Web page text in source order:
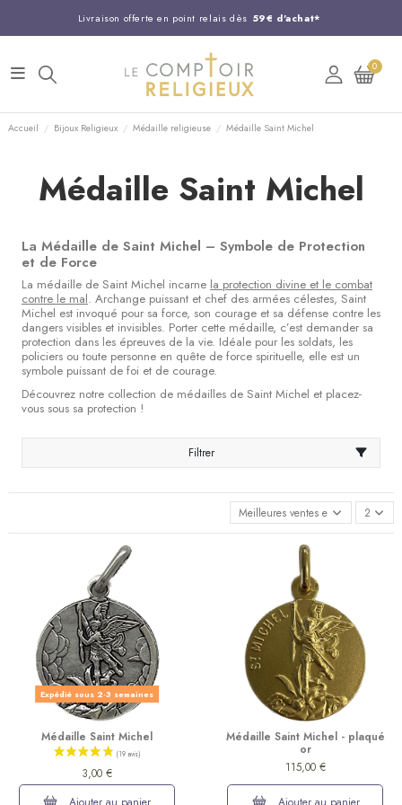
Livraison offerte en point relais dès 59€ d'achat*
Entreprise Française familiale
Support client disponible au 03 20 24 74 15
Commandez avant 14H, expédition le jour même !
0
Accueil Bijoux Religieux Médaille religieuse Médaille Saint Michel
Médaille Saint Michel
La Médaille de Saint Michel – Symbole de Protection
et de Force
La médaille de Saint Michel incarne la protection divine et le combat
contre le mal. Archange puissant et chef des armées célestes, Saint
Michel est invoqué pour sa force, son courage et sa défense contre les
dangers visibles et invisibles. Porter cette médaille, c’est demander sa
protection dans les épreuves de la vie. Idéale pour les soldats, les
policiers ou toute personne en quête de force spirituelle, elle est un
symbole puissant de foi et de courage.
Découvrez notre collection de médailles de Saint Michel et placez-
vous sous sa protection !
Filtrer
Meilleures ventes en premier
2
Expédié sous 2-3 semaines
Médaille Saint Michel
3,00 €
Médaille Saint Michel - plaqué
or
115,00 €